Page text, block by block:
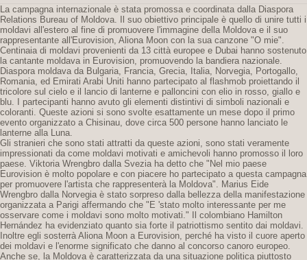
La campagna internazionale è stata promossa e coordinata dalla Diaspora
Relations Bureau of Moldova. Il suo obiettivo principale è quello di unire tutti i
moldavi all'estero al fine di promuovere l'immagine della Moldova e il suo
rappresentante all'Eurovision, Aliona Moon con la sua canzone "O mie".
Centinaia di moldavi provenienti da 13 città europee e Dubai hanno sostenuto
la cantante moldava in Eurovision, promuovendo la bandiera nazionale.
Diaspora moldava da Bulgaria, Francia, Grecia, Italia, Norvegia, Portogallo,
Romania, ed Emirati Arabi Uniti hanno partecipato al flashmob proiettando il
tricolore sul cielo e il lancio di lanterne e palloncini con elio in rosso, giallo e
blu. I partecipanti hanno avuto gli elementi distintivi di simboli nazionali e
coloranti. Queste azioni si sono svolte esattamente un mese dopo il primo
evento organizzato a Chisinau, dove circa 500 persone hanno lanciato le
lanterne alla Luna.
Gli stranieri che sono stati attratti da queste azioni, sono stati veramente
impressionati da come moldavi motivati ​​e amichevoli hanno promosso il loro
paese. Viktoria Wrengbro dalla Svezia ha detto che "Nel mio paese
Eurovision è molto popolare e con piacere ho partecipato a questa campagna
per promuovere l'artista che rappresenterà la Moldova". Marius Eide
Wrengbro dalla Norvegia è stato sorpreso dalla bellezza della manifestazione
organizzata a Parigi affermando che "E 'stato molto interessante per me
osservare come i moldavi sono molto motivati." Il colombiano Hamilton
Hernández ha evidenziato quanto sia forte il patriottismo sentito dai moldavi.
Inoltre egli sosterrà Aliona Moon a Eurovision, perché ha visto il cuore aperto
dei moldavi e l'enorme significato che danno al concorso canoro europeo.
Anche se, la Moldova è caratterizzata da una situazione politica piuttosto